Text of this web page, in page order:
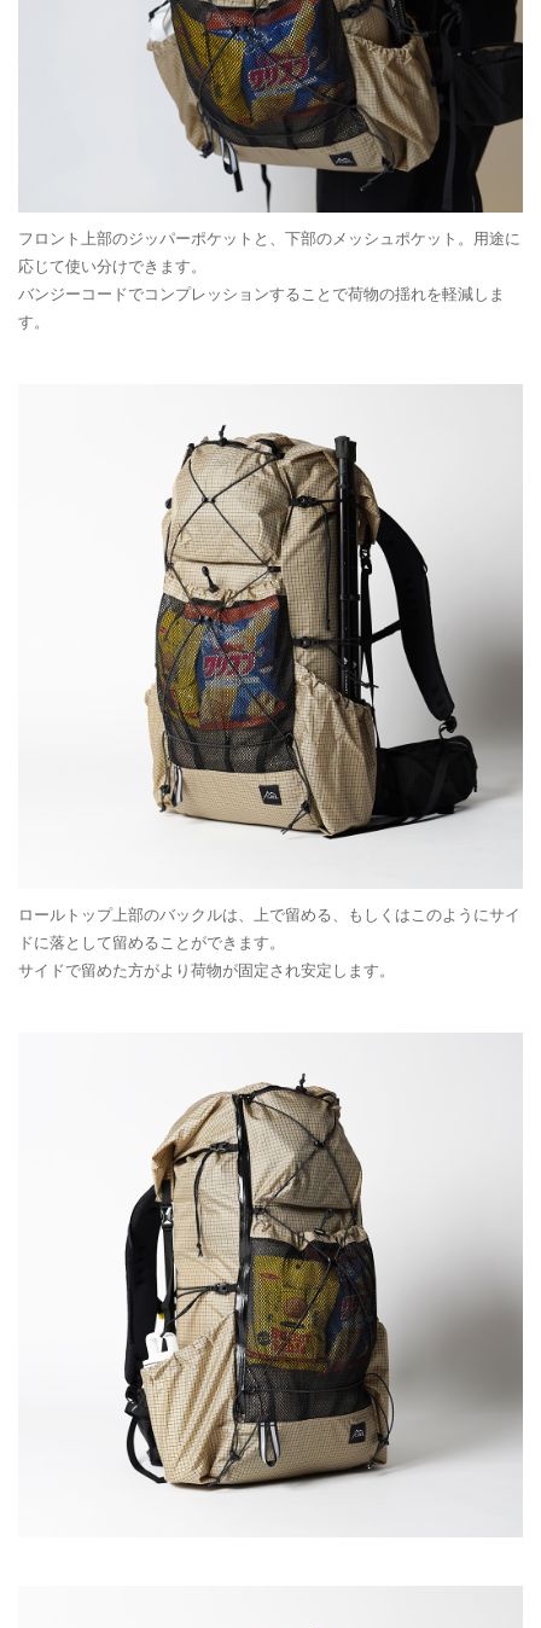
フロント上部のジッパーポケットと、下部のメッシュポケット。用途に
応じて使い分けできます。
バンジーコードでコンプレッションすることで荷物の揺れを軽減しま
す。
ロールトップ上部のバックルは、上で留める、もしくはこのようにサイ
ドに落として留めることができます。
サイドで留めた方がより荷物が固定され安定します。